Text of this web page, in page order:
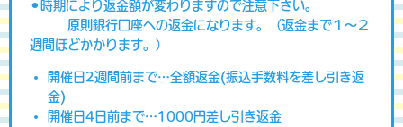
⚫︎時期により返金額が変わりますので注意下さい。
原則銀行口座への返金になります。（返金まで１〜２
週間ほどかかります。）
開催日2週間前まで…全額返金(振込手数料を差し引き返
金)
開催日4日前まで…1000円差し引き返金